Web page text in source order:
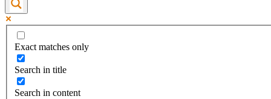
Exact matches only
Search in title
Search in content